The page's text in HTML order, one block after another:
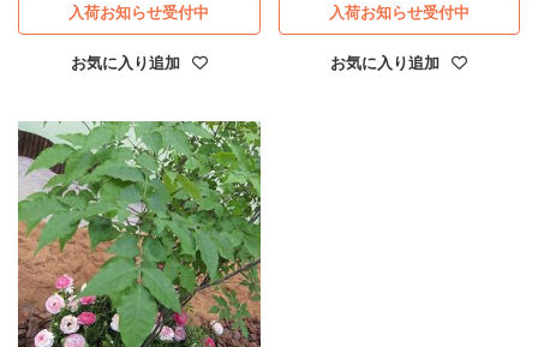
お気に入り追加
入荷お知らせ受付中
お気に入り追加
入荷お知らせ受付中